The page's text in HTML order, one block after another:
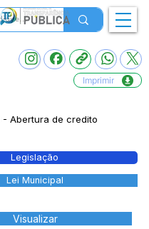
Imprimir
- Abertura de credito
Legislação
Lei Municipal
Visualizar